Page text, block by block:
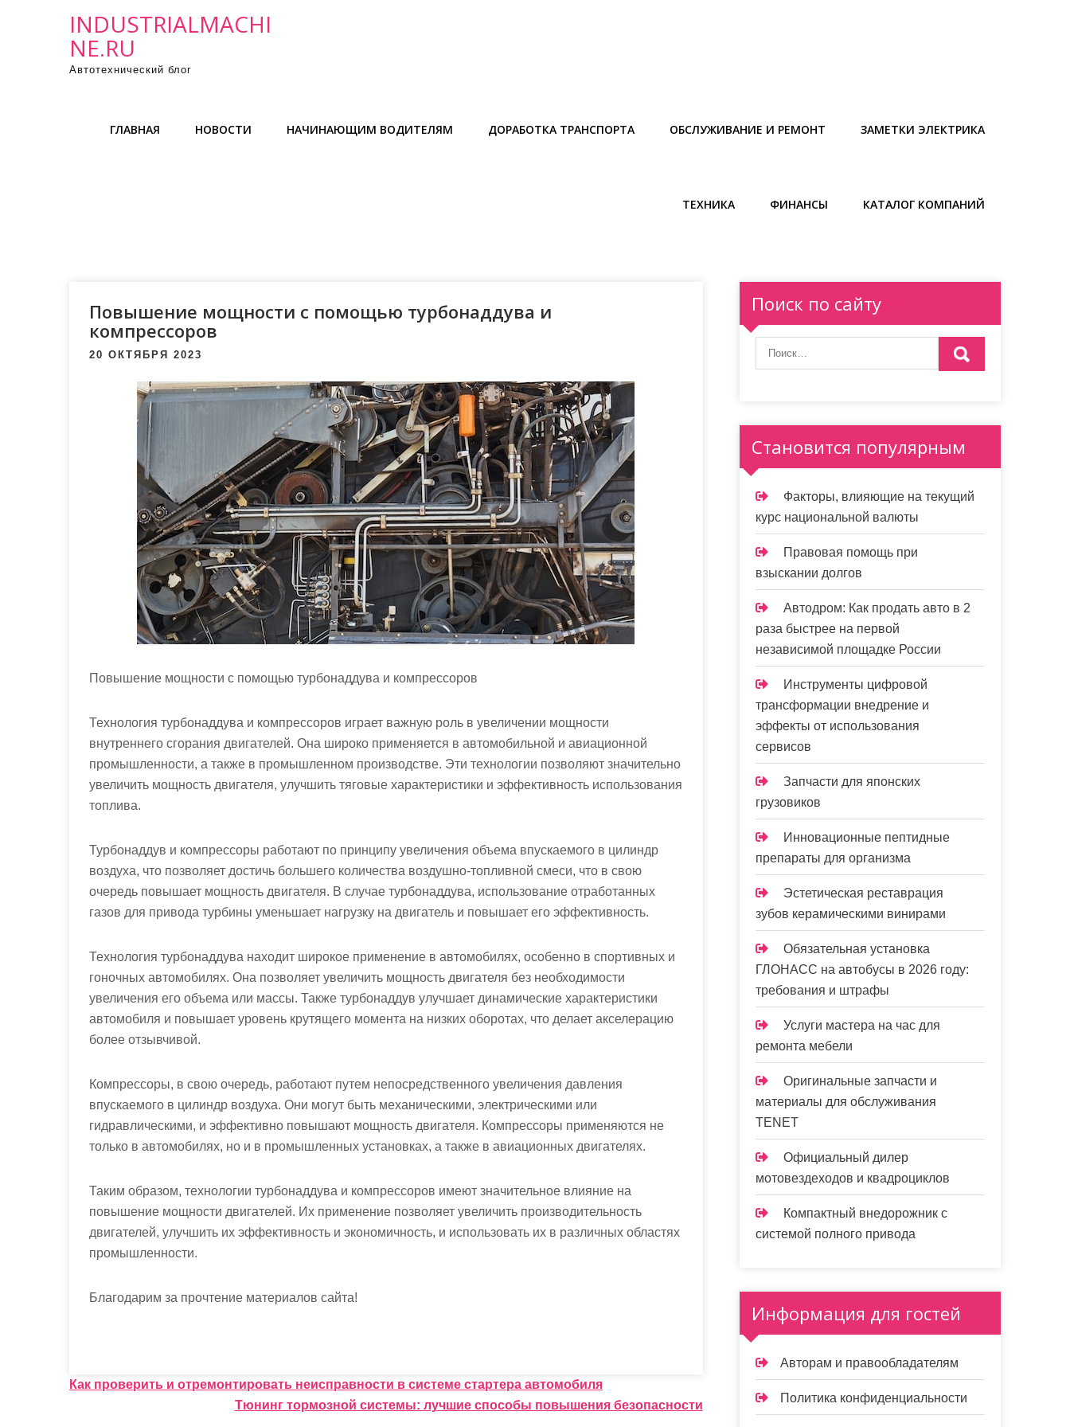
INDUSTRIALMACHI
NE.RU
Автотехнический блог
ГЛАВНАЯ НОВОСТИ НАЧИНАЮЩИМ ВОДИТЕЛЯМ ДОРАБОТКА ТРАНСПОРТА ОБСЛУЖИВАНИЕ И РЕМОНТ ЗАМЕТКИ ЭЛЕКТРИКА
ТЕХНИКА ФИНАНСЫ КАТАЛОГ КОМПАНИЙ
Повышение мощности с помощью турбонаддува и
компрессоров
20 ОКТЯБРЯ 2023
Повышение мощности с помощью турбонаддува и компрессоров
Технология турбонаддува и компрессоров играет важную роль в увеличении мощности
внутреннего сгорания двигателей. Она широко применяется в автомобильной и авиационной
промышленности, а также в промышленном производстве. Эти технологии позволяют значительно
увеличить мощность двигателя, улучшить тяговые характеристики и эффективность использования
топлива.
Турбонаддув и компрессоры работают по принципу увеличения объема впускаемого в цилиндр
воздуха, что позволяет достичь большего количества воздушно-топливной смеси, что в свою
очередь повышает мощность двигателя. В случае турбонаддува, использование отработанных
газов для привода турбины уменьшает нагрузку на двигатель и повышает его эффективность.
Технология турбонаддува находит широкое применение в автомобилях, особенно в спортивных и
гоночных автомобилях. Она позволяет увеличить мощность двигателя без необходимости
увеличения его объема или массы. Также турбонаддув улучшает динамические характеристики
автомобиля и повышает уровень крутящего момента на низких оборотах, что делает акселерацию
более отзывчивой.
Компрессоры, в свою очередь, работают путем непосредственного увеличения давления
впускаемого в цилиндр воздуха. Они могут быть механическими, электрическими или
гидравлическими, и эффективно повышают мощность двигателя. Компрессоры применяются не
только в автомобилях, но и в промышленных установках, а также в авиационных двигателях.
Таким образом, технологии турбонаддува и компрессоров имеют значительное влияние на
повышение мощности двигателей. Их применение позволяет увеличить производительность
двигателей, улучшить их эффективность и экономичность, и использовать их в различных областях
промышленности.
Благодарим за прочтение материалов сайта!
Н
Как проверить и отремонтировать неисправности в системе стартера автомобиля
Тюнинг тормозной системы: лучшие способы повышения безопасности
Поиск по сайту
Становится популярным
Факторы, влияющие на текущий
курс национальной валюты
Правовая помощь при
взыскании долгов
Автодром: Как продать авто в 2
раза быстрее на первой
независимой площадке России
Инструменты цифровой
трансформации внедрение и
эффекты от использования
сервисов
Запчасти для японских
грузовиков
Инновационные пептидные
препараты для организма
Эстетическая реставрация
зубов керамическими винирами
Обязательная установка
ГЛОНАСС на автобусы в 2026 году:
требования и штрафы
Услуги мастера на час для
ремонта мебели
Оригинальные запчасти и
материалы для обслуживания
TENET
Официальный дилер
мотовездеходов и квадроциклов
Компактный внедорожник с
системой полного привода
Информация для гостей
Авторам и правообладателям
Политика конфиденциальности